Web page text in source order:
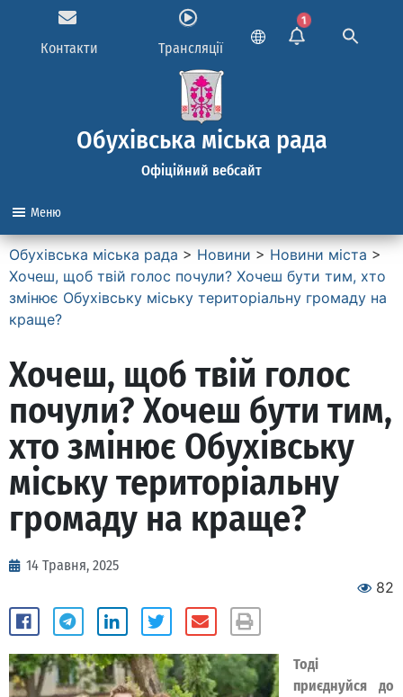
Контакти Трансляції
1
Обухівська міська рада
Офіційний вебсайт
Меню
Обухівська міська рада > Новини > Новини міста >
Хочеш, щоб твій голос почули? Хочеш бути тим, хто
змінює Обухівську міську територіальну громаду на
краще?
Хочеш, щоб твій голос
почули? Хочеш бути тим,
хто змінює Обухівську
міську територіальну
громаду на краще?
14 Травня, 2025
82
Тоді
приєднуйся до